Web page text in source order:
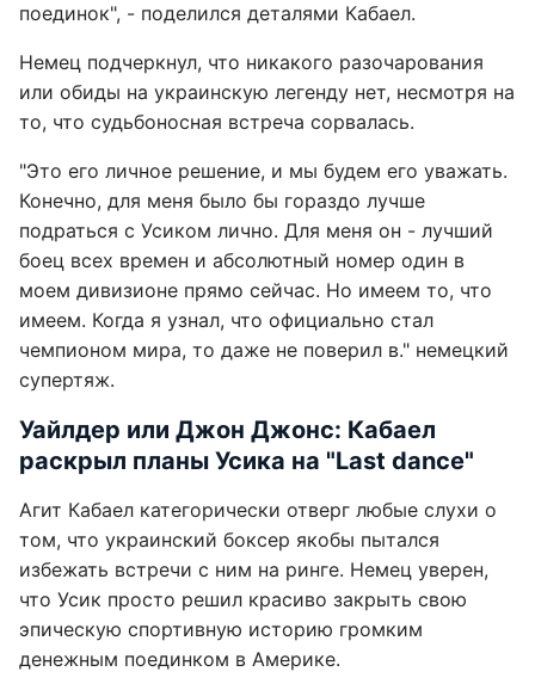
поединок", - поделился деталями Кабаел.
Немец подчеркнул, что никакого разочарования
или обиды на украинскую легенду нет, несмотря на
то, что судьбоносная встреча сорвалась.
"Это его личное решение, и мы будем его уважать.
Конечно, для меня было бы гораздо лучше
подраться с Усиком лично. Для меня он - лучший
боец всех времен и абсолютный номер один в
моем дивизионе прямо сейчас. Но имеем то, что
имеем. Когда я узнал, что официально стал
чемпионом мира, то даже не поверил в." немецкий
супертяж.
Уайлдер или Джон Джонс: Кабаел
раскрыл планы Усика на "Last dance"
Агит Кабаел категорически отверг любые слухи о
том, что украинский боксер якобы пытался
избежать встречи с ним на ринге. Немец уверен,
что Усик просто решил красиво закрыть свою
эпическую спортивную историю громким
денежным поединком в Америке.